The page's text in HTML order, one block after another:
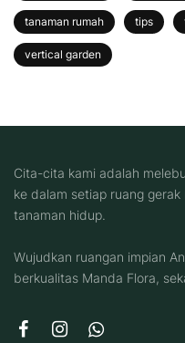
tanaman rumah tips
vertical garden
Cita-cita kami adalah
ke dalam setiap ruang
tanaman hidup.
Wujudkan ruangan impian
berkualitas Manda Flora,